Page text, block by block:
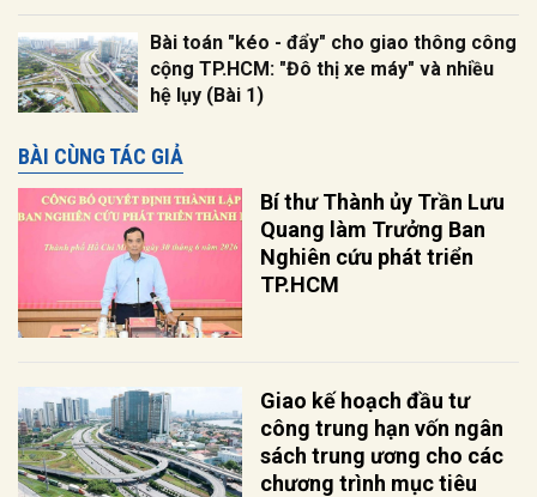
Bài toán "kéo - đẩy" cho giao thông công
cộng TP.HCM: "Đô thị xe máy" và nhiều
hệ lụy (Bài 1)
BÀI CÙNG TÁC GIẢ
Bí thư Thành ủy Trần Lưu
Quang làm Trưởng Ban
Nghiên cứu phát triển
TP.HCM
Giao kế hoạch đầu tư
công trung hạn vốn ngân
sách trung ương cho các
chương trình mục tiêu